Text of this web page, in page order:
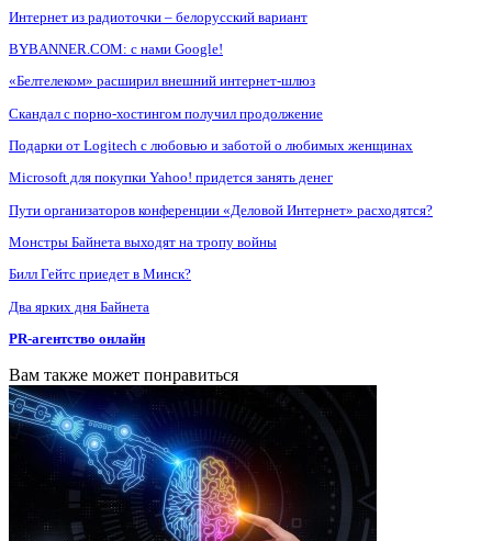
Интернет из радиоточки – белорусский вариант
BYBANNER.COM: c нами Google!
«Белтелеком» расширил внешний интернет-шлюз
Скандал с порно-хостингом получил продолжение
Подарки от Logitech с любовью и заботой о любимых женщинах
Microsoft для покупки Yahoo! придется занять денег
Пути организаторов конференции «Деловой Интернет» расходятся?
Монстры Байнета выходят на тропу войны
Билл Гейтс приедет в Минск?
Два ярких дня Байнета
PR-агентство онлайн
Вам также может понравиться